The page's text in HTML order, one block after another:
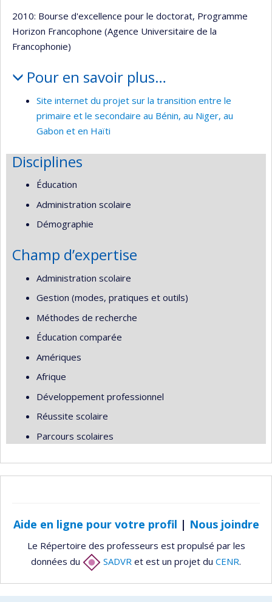
2010: Bourse d'excellence pour le doctorat, Programme
Horizon Francophone (Agence Universitaire de la
Francophonie)
Pour en savoir plus…
Site internet du projet sur la transition entre le
primaire et le secondaire au Bénin, au Niger, au
Gabon et en Haïti
Disciplines
Éducation
Administration scolaire
Démographie
Champ d’expertise
Administration scolaire
Gestion (modes, pratiques et outils)
Méthodes de recherche
Éducation comparée
Amériques
Afrique
Développement professionnel
Réussite scolaire
Parcours scolaires
Aide en ligne pour votre profil | Nous joindre
Le Répertoire des professeurs est propulsé par les
données du
SADVR et est un projet du CENR.